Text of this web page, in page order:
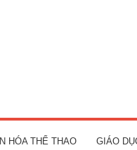
HÓA THỂ THAO GIÁO